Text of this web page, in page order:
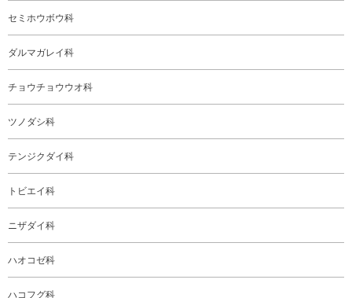
セミホウボウ科
ダルマガレイ科
チョウチョウウオ科
ツノダシ科
テンジクダイ科
トビエイ科
ニザダイ科
ハオコゼ科
ハコフグ科